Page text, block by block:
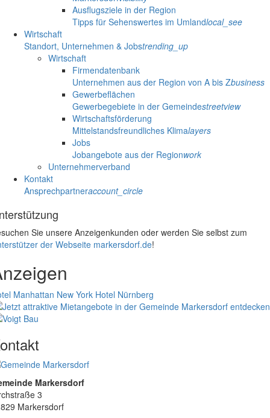
Ausflugsziele in der Region
Tipps für Sehenswertes im Umlandlocal_see
Wirtschaft
Standort, Unternehmen & Jobstrending_up
Wirtschaft
Firmendatenbank
Unternehmen aus der Region von A bis Zbusiness
Gewerbeflächen
Gewerbegebiete in der Gemeindestreetview
Wirtschaftsförderung
Mittelstandsfreundliches Klimalayers
Jobs
Jobangebote aus der Regionwork
Unternehmerverband
Kontakt
Ansprechpartneraccount_circle
Sie unsere Anzeigenkunden oder werden Sie selbst zum
der Webseite markersdorf.de!
Manhattan New York Hotel Nürnberg
Markersdorf
3
Markersdorf